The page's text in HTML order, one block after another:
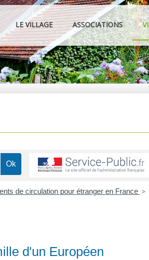
LE VILLAGE ASSOCIATIONS
de circulation pour étranger en France >
d'un Européen